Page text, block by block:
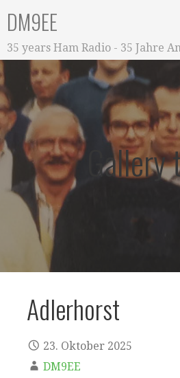
Inhalt
springen
DM9EE
35 years Ham Radio - 35 Jahre
Adlerhorst
23. Oktober 2025
DM9EE